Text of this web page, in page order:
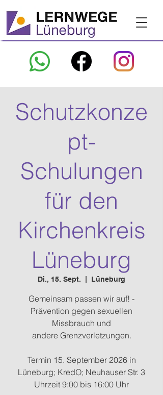
Schutzkonze
pt-
Schulungen
für den
Kirchenkreis
Lüneburg
Di., 15. Sept. Lüneburg
Gemeinsam passen wir auf! -
Prävention gegen sexuellen
Missbrauch und
andere Grenzverletzungen.
Termin 15. September 2026 in
Lüneburg; KredO; Neuhauser Str. 3
Uhrzeit 9:00 bis 16:00 Uhr